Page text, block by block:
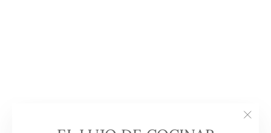
EL LUJO DE COCINAR
Precio
$89.990